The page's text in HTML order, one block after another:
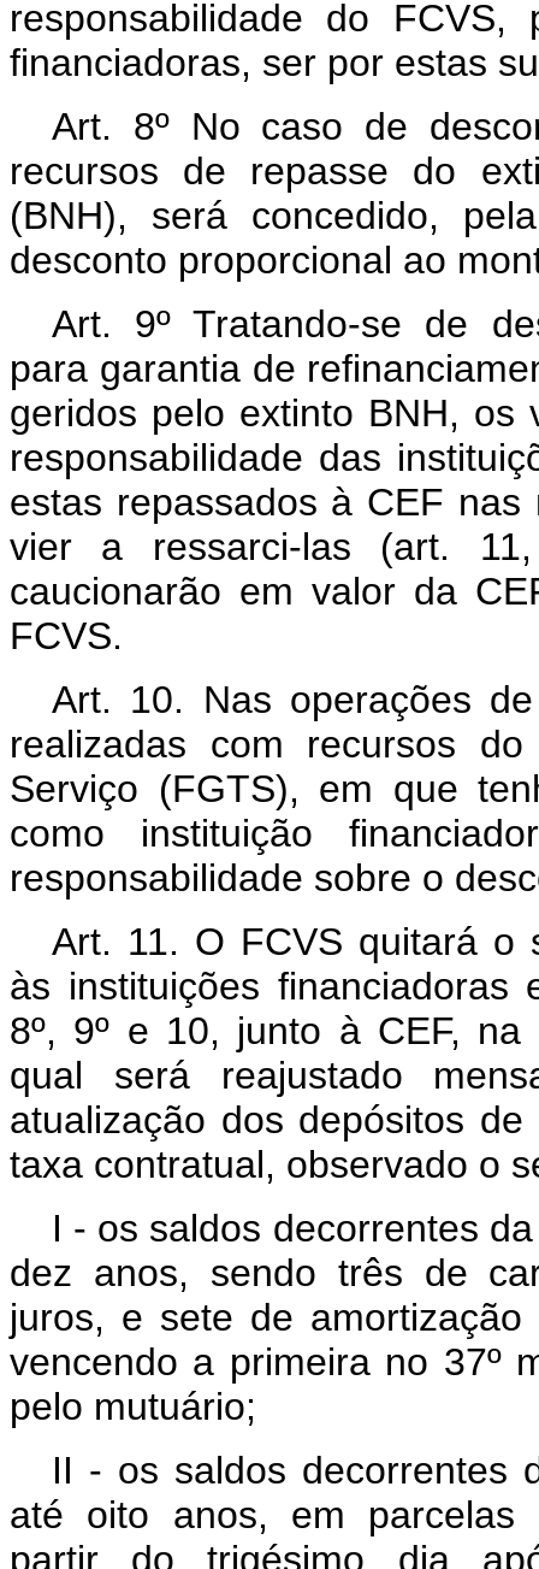
responsabilidade do
financiadoras, ser por estas
Art. 8º No caso de
recursos de repasse do
(BNH), será concedido,
desconto proporcional ao
Art. 9º Tratando-se de
para garantia de
geridos pelo extinto BNH,
responsabilidade das
estas repassados à CEF
vier a ressarci-las (art.
caucionarão em valor da
FCVS.
Art. 10. Nas operações
realizadas com recursos
Serviço (FGTS), em que
como instituição
responsabilidade sobre o
Art. 11. O FCVS quitará o
às instituições
8º, 9º e 10, junto à CEF,
qual será reajustado
atualização dos depósitos
taxa contratual, observado o
I - os saldos decorrentes
dez anos, sendo três de
juros, e sete de
vencendo a primeira no 37º
pelo mutuário;
II - os saldos decorrentes
até oito anos, em parcelas
partir do trigésimo dia